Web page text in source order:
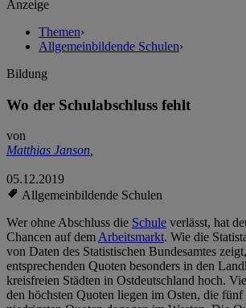
Anzeige
Themen›
Allgemeinbildende Schulen›
Bildung
Wo der Schulabschluss fehlt
von
Matthias Janson,
05.12.2019
Allgemeinbildende Schulen
Wer ohne Abschluss die Schule verlässt, hat
Chancen auf demArbeitsmarkt. Wie die
von Daten des Statistischen Bundesamtes
entsprechenden Quoten besonders in den
kreisfreien Städten in Ostdeutschland hoch.
den höchsten Quoten liegen im Osten, die